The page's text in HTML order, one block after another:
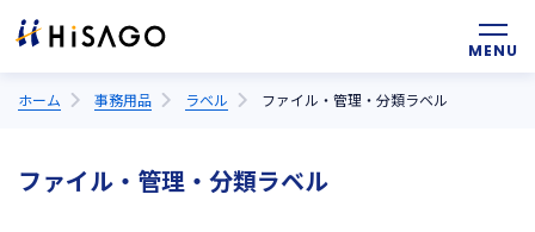
ホーム 事務用品 ラベル ファイル・管理・分類ラベル
ファイル・管理・分類ラベル